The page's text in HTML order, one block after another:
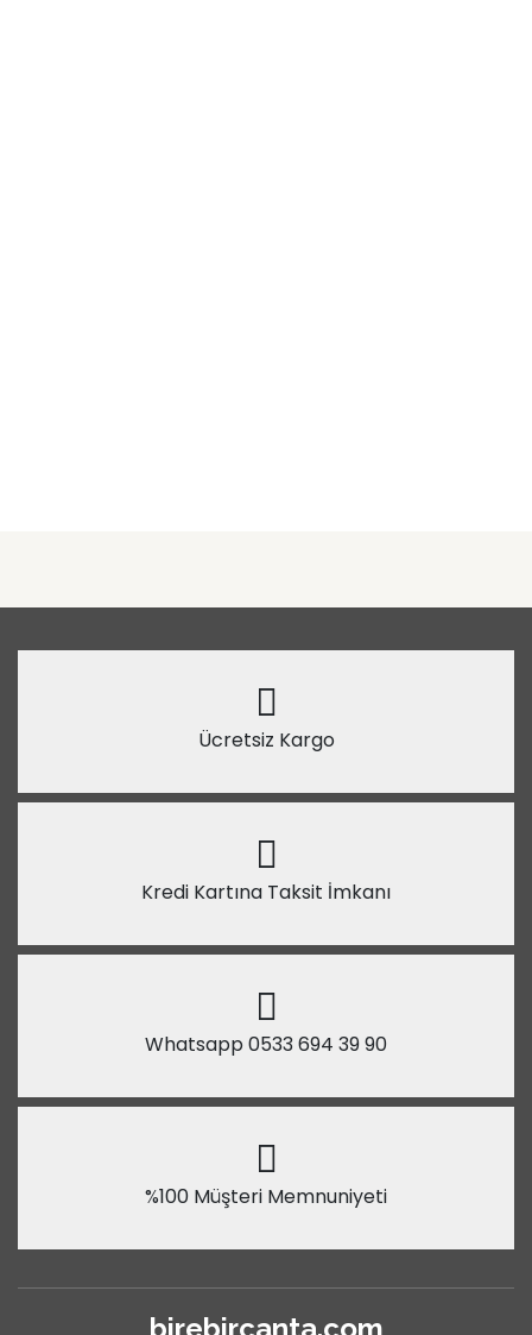
Ücretsiz Kargo
Kredi Kartına Taksit İmkanı
Whatsapp 0533 694 39 90
%100 Müşteri Memnuniyeti